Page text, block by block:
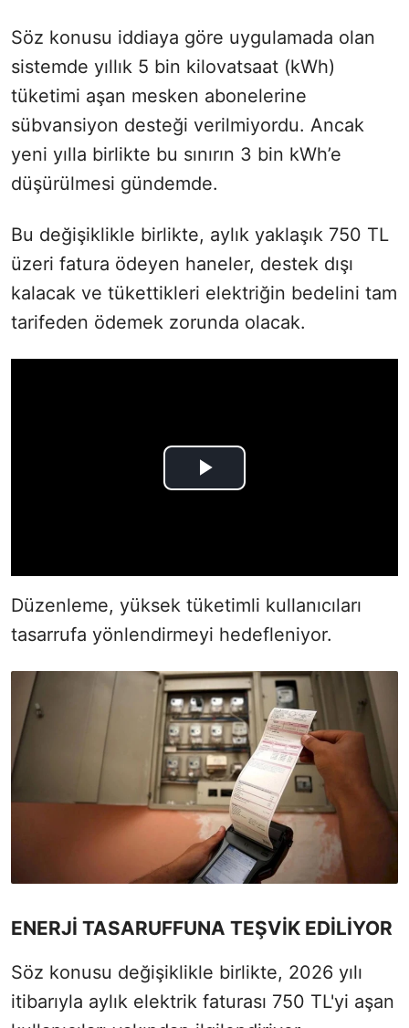
Söz konusu iddiaya göre uygulamada olan
sistemde yıllık 5 bin kilovatsaat (kWh)
tüketimi aşan mesken abonelerine
sübvansiyon desteği verilmiyordu. Ancak
yeni yılla birlikte bu sınırın 3 bin kWh’e
düşürülmesi gündemde.
Bu değişiklikle birlikte, aylık yaklaşık 750 TL
üzeri fatura ödeyen haneler, destek dışı
kalacak ve tükettikleri elektriğin bedelini tam
tarifeden ödemek zorunda olacak.
Düzenleme, yüksek tüketimli kullanıcıları
tasarrufa yönlendirmeyi hedefleniyor.
ENERJİ TASARUFFUNA TEŞVİK EDİLİYOR
Söz konusu değişiklikle birlikte, 2026 yılı
itibarıyla aylık elektrik faturası 750 TL'yi aşan